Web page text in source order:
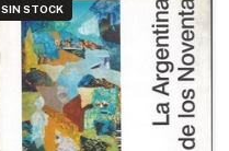
SIN STOCK